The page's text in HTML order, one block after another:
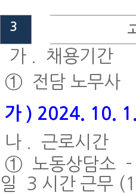
3
가
채용기간
①
전담 노무사
가 ) 2024. 10.
나
근로시간
① 노동상담소 -
일
3 시간 근무